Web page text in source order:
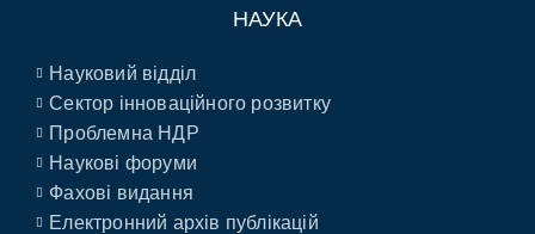
НАУКА
Науковий відділ
Сектор інноваційного розвитку
Проблемна НДР
Наукові форуми
Фахові видання
Електронний архів публікацій